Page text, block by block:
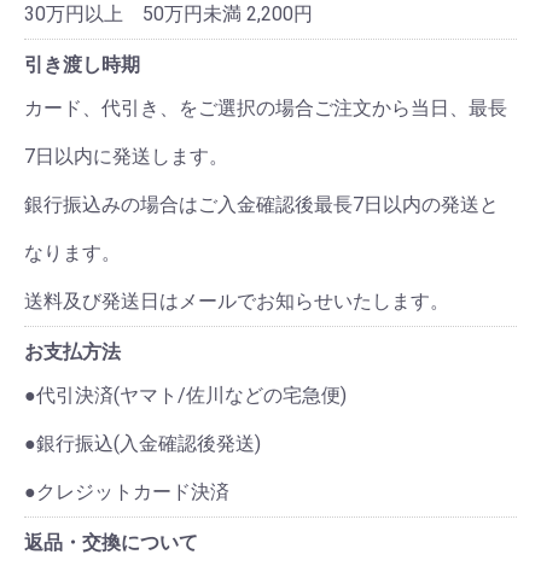
30万円以上 50万円未満 2,200円
引き渡し時期
カード、代引き、をご選択の場合ご注文から当日、最長
7日以内に発送します。
銀行振込みの場合はご入金確認後最長7日以内の発送と
なります。
送料及び発送日はメールでお知らせいたします。
お支払方法
●代引決済(ヤマト/佐川などの宅急便)
●銀行振込(入金確認後発送)
●クレジットカード決済
返品・交換について